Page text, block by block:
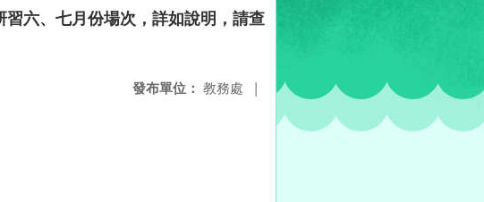
六、七月份場次，詳如說明，請查
發布單位： 教務處 |